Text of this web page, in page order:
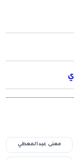
معنى عبدالمعطي